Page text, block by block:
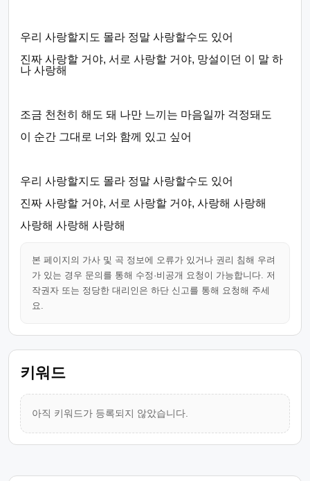
우리 사랑할지도 몰라 정말 사랑할수도 있어
진짜 사랑할 거야, 서로 사랑할 거야, 망설이던 이 말 하
나 사랑해
조금 천천히 해도 돼 나만 느끼는 마음일까 걱정돼도
이 순간 그대로 너와 함께 있고 싶어
우리 사랑할지도 몰라 정말 사랑할수도 있어
진짜 사랑할 거야, 서로 사랑할 거야, 사랑해 사랑해
사랑해 사랑해 사랑해
본 페이지의 가사 및 곡 정보에 오류가 있거나 권리 침해 우려
가 있는 경우 문의를 통해 수정·비공개 요청이 가능합니다. 저
작권자 또는 정당한 대리인은 하단 신고를 통해 요청해 주세
요.
키워드
아직 키워드가 등록되지 않았습니다.